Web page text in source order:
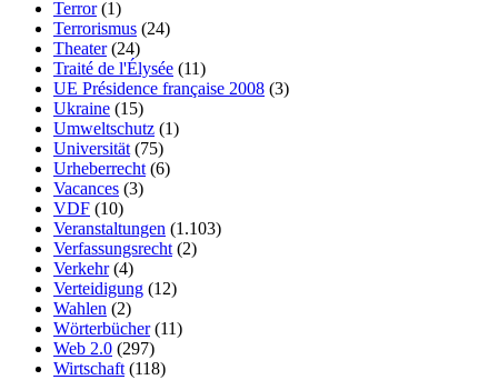
Terror(1)
Terrorismus (24)
Theater(24)
Traité de l'Élysée (11)
UE Présidence française 2008 (3)
Ukraine (15)
Umweltschutz (1)
Universität(75)
Urheberrecht(6)
Vacances (3)
VDF (10)
Veranstaltungen (1.103)
Verfassungsrecht(2)
Verkehr(4)
Verteidigung (12)
Wahlen (2)
Wörterbücher(11)
Web 2.0 (297)
Wirtschaft(118)